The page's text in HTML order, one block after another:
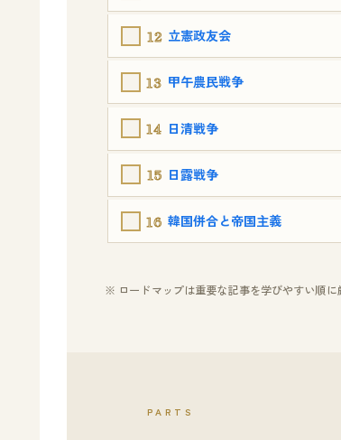
12 立憲政友会
13 甲午農民戦争
14 日清戦争
15 日露戦争
16 韓国併合と帝国主義
※ ロードマップは重要な記事を学びやすい順に
PARTS